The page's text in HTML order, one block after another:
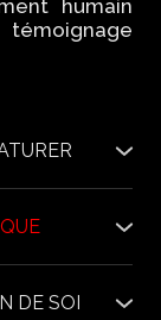
humain
le regard et
et
est construite
de penser à
DE SOI